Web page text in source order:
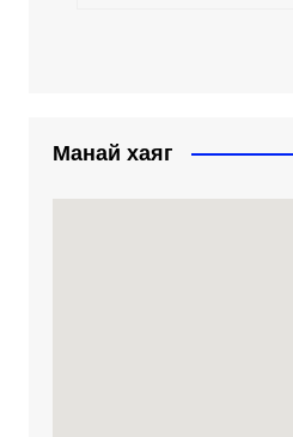
Манай хаяг